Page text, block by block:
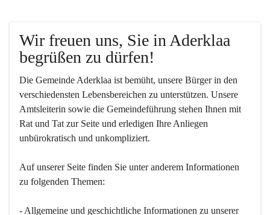
Wir freuen uns, Sie in Aderklaa
begrüßen zu dürfen!
Die Gemeinde Aderklaa ist bemüht, unsere Bürger in den
verschiedensten Lebensbereichen zu unterstützen. Unsere
Amtsleiterin sowie die Gemeindeführung stehen Ihnen mit
Rat und Tat zur Seite und erledigen Ihre Anliegen
unbürokratisch und unkompliziert.
Auf unserer Seite finden Sie un­ter an­de­rem Informationen
zu folgenden Themen:
- Allgemeine und geschichtliche Informationen zu unserer